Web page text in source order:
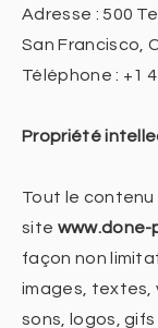
Adresse : 500
San Francisco,
Téléphone : +1
Propriété
Tout le
site www.done-
façon non
images, textes,
sons, logos,